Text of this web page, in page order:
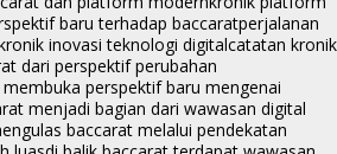
baru terhadap baccaratperjalanan
inovasi teknologi digitalcatatan kronik
dari perspektif perubahan
perspektif baru mengenai
menjadi bagian dari wawasan digital
baccarat melalui pendekatan